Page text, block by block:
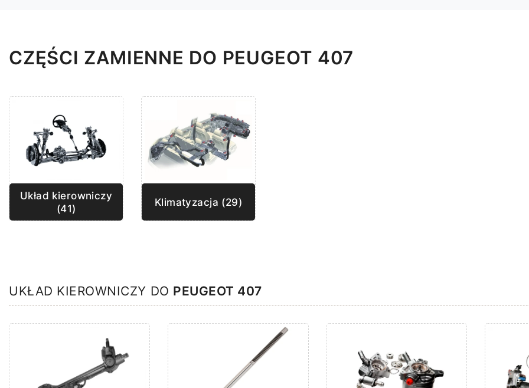
CZĘŚCI ZAMIENNE DO PEUGEOT 407
Układ kierowniczy
(41)
Klimatyzacja (29)
UKŁAD KIEROWNICZY DO PEUGEOT 407